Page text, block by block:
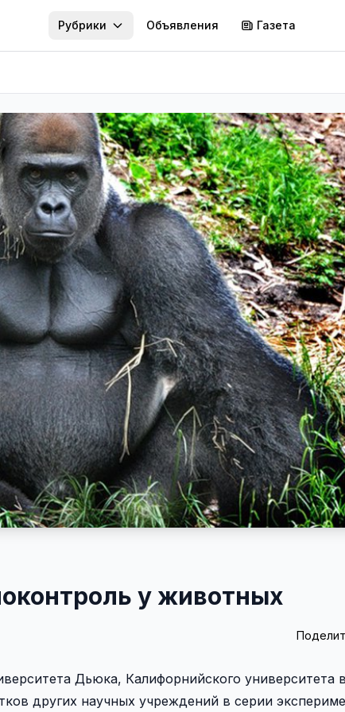
Рубрики Объявления Газета
у животных
Дьюка, Калифорнийского университета
других научных учреждений в серии